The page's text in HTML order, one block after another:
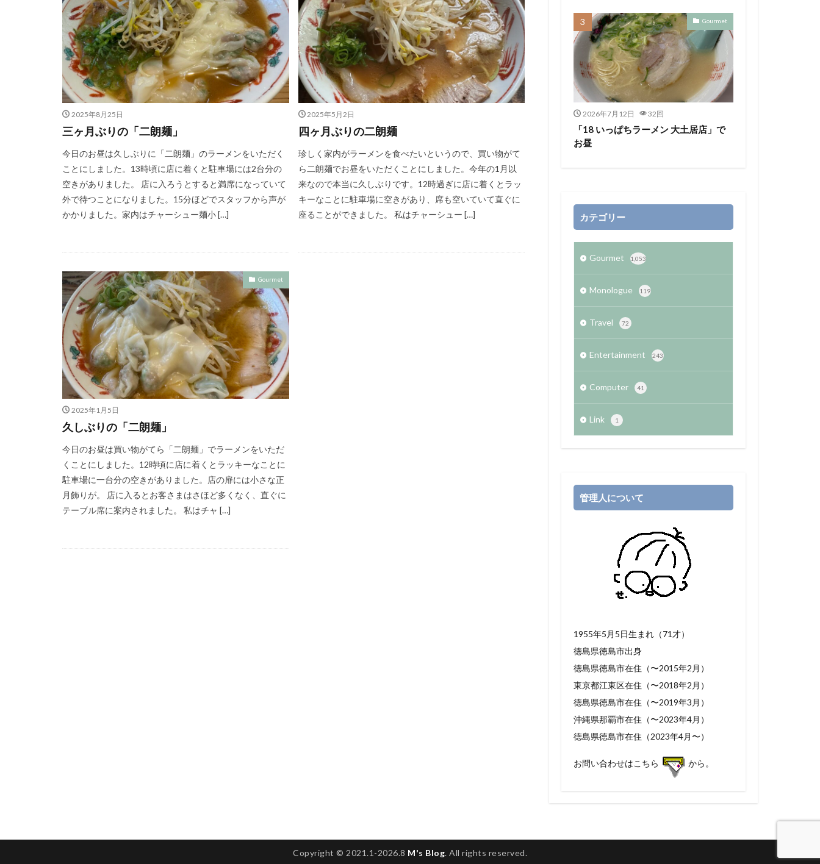
2025年8月25日
三ヶ月ぶりの「二朗麺」
今日のお昼は久しぶりに「二朗麺」のラーメンをいただく
ことにしました。13時頃に店に着くと駐車場には2台分の
空きがありました。 店に入ろうとすると満席になっていて
外で待つことになりました。15分ほどでスタッフから声が
かかりました。家内はチャーシュー麺小 […]
2025年5月2日
四ヶ月ぶりの二朗麺
珍しく家内がラーメンを食べたいというので、買い物がて
ら二朗麺でお昼をいただくことにしました。今年の1月以
来なので本当に久しぶりです。12時過ぎに店に着くとラッ
キーなことに駐車場に空きがあり、席も空いていて直ぐに
座ることができました。 私はチャーシュー […]
Gourmet
2025年1月5日
久しぶりの「二朗麺」
今日のお昼は買い物がてら「二朗麺」でラーメンをいただ
くことにしました。12時頃に店に着くとラッキーなことに
駐車場に一台分の空きがありました。店の扉には小さな正
月飾りが。 店に入るとお客さまはさほど多くなく、直ぐに
テーブル席に案内されました。 私はチャ […]
Gourmet
2026年7月12日 32回
「18 いっぱちラーメン 大土居店」で
お昼
カテゴリー
Gourmet 1,053
Monologue 119
Travel 72
Entertainment 243
Computer 41
Link 1
管理人について
1955年5月5日生まれ（71才）
徳島県徳島市出身
徳島県徳島市在住（〜2015年2月）
東京都江東区在住（〜2018年2月）
徳島県徳島市在住（〜2019年3月）
沖縄県那覇市在住（〜2023年4月）
徳島県徳島市在住（2023年4月〜）
お問い合わせはこちら から。
Copyright © 2021.1-2026.8 M's Blog. All rights reserved.